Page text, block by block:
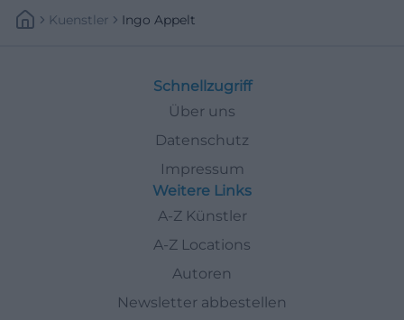
Kuenstler Ingo Appelt
Schnellzugriff
Über uns
Datenschutz
Impressum
Weitere Links
A-Z Künstler
A-Z Locations
Autoren
Newsletter abbestellen